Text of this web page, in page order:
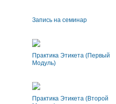
Запись на семинар
Практика Этикета (Первый
Модуль)
Практика Этикета (Второй